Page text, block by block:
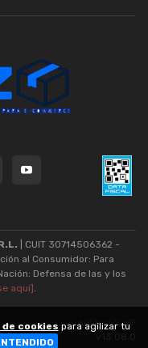
| CUIT 30714506362 -
al Consumidor: Para
Defensa de las y los
aquí] .
nubixstore®
cookies para agilizar tu